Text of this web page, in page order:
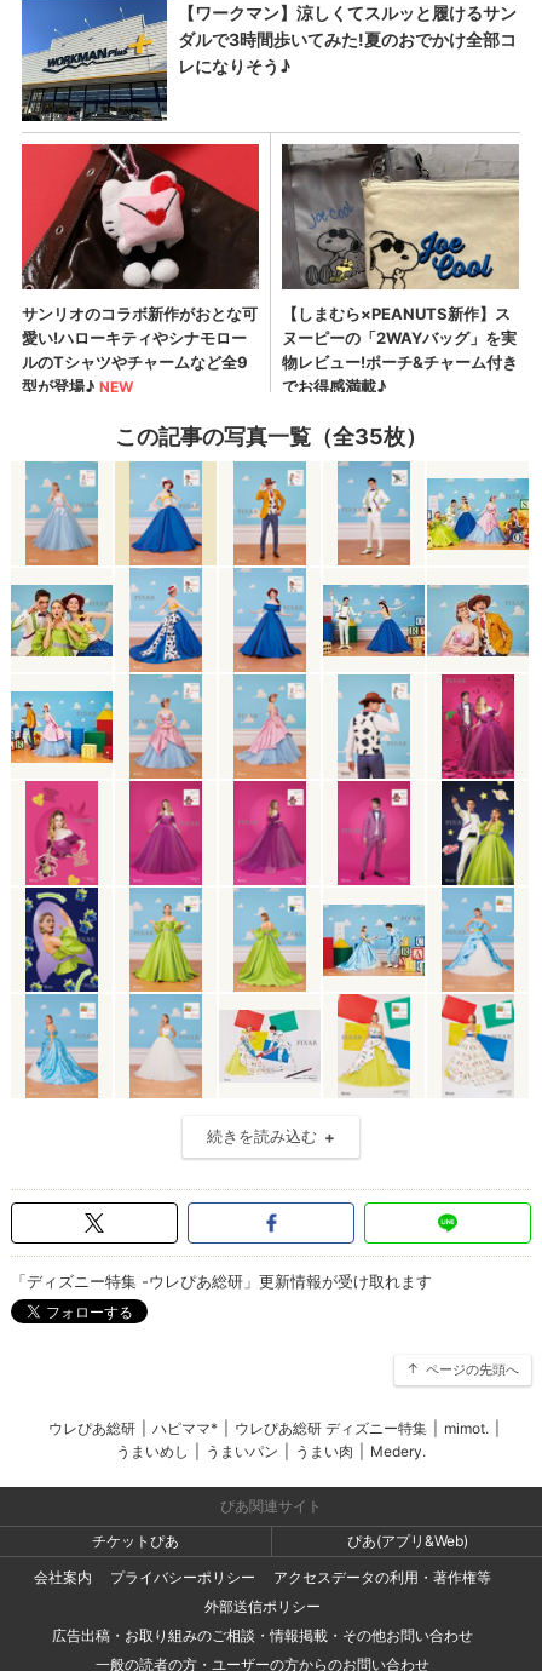
この記事の写真一覧（全35枚）
続きを読み込む
「ディズニー特集 -ウレぴあ総研」更新情報が受け取れます
ページの先頭へ
ウレぴあ総研 ハピママ* ウレぴあ総研 ディズニー特集 mimot.
うまいめし
うまいパン うまい肉 Medery.
ぴあ関連サイト
チケットぴあ
ぴあ(アプリ&Web)
会社案内
プライバシーポリシー
アクセスデータの利用・著作権等
外部送信ポリシー
広告出稿・お取り組みのご相談・情報掲載・その他お問い合わせ
一般の読者の方・ユーザーの方からのお問い合わせ